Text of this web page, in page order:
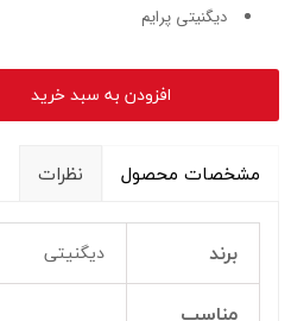
دیگنیتی پرایم
افزودن به سبد خرید
مشخصات محصول نظرات
برند دیگنیتی
مناسب